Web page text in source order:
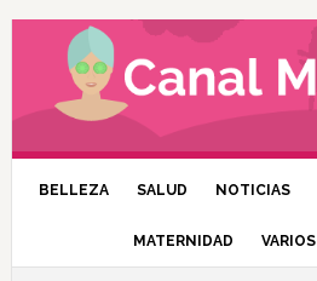
BELLEZA SALUD NOTICIAS
MATERNIDAD VARIOS